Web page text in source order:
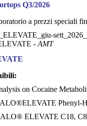
Q3/2026
a prezzi speciali
- AMT
on Cocaine
Phenyl-
ELEVATE C18,